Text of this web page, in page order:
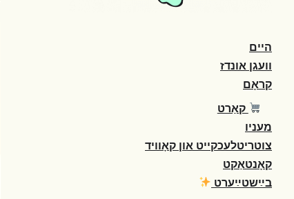
היים
וועגן אונדז
קראָם
קאַרט
מעניו
צוטריטלעכקייט און קאָוויד
קאָנטאַקט
בײַשטײַערט